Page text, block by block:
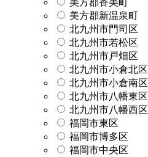
美方郡新温泉町
北九州市門司区
北九州市若松区
北九州市戸畑区
北九州市小倉北区
北九州市小倉南区
北九州市八幡東区
北九州市八幡西区
福岡市東区
福岡市博多区
福岡市中央区